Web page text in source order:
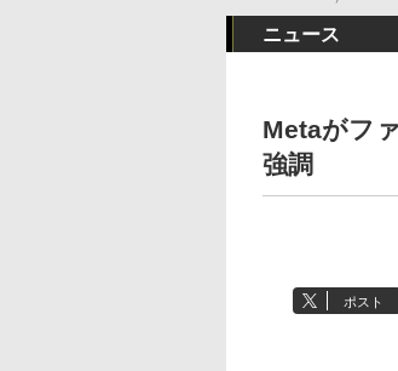
ニュース
Metaがフ
強調
ポスト